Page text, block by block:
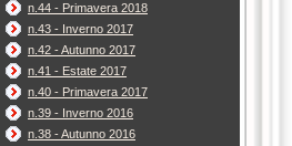
n.44 - Primavera 2018
n.43 - Inverno 2017
n.42 - Autunno 2017
n.41 - Estate 2017
n.40 - Primavera 2017
n.39 - Inverno 2016
n.38 - Autunno 2016